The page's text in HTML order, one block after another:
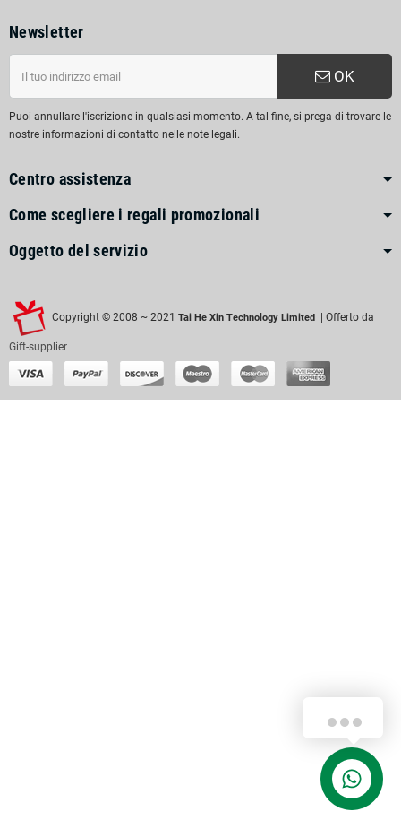
Newsletter
OK
Puoi annullare l'iscrizione in qualsiasi momento. A tal fine, si prega di trovare le
nostre informazioni di contatto nelle note legali.
Centro assistenza
Come scegliere i regali promozionali
Oggetto del servizio
Copyright © 2008 ~ 2021 Tai He Xin Technology Limited | Offerto da
Gift-supplier